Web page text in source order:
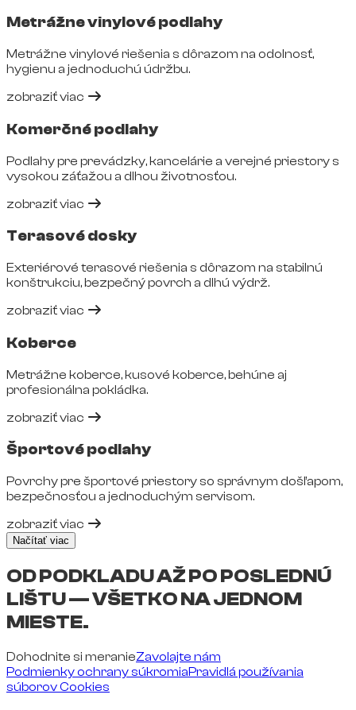
Metrážne vinylové podlahy
Metrážne vinylové riešenia s dôrazom na odolnosť,
hygienu a jednoduchú údržbu.
zobraziť viac
Komerčné podlahy
Podlahy pre prevádzky, kancelárie a verejné priestory s
vysokou záťažou a dlhou životnosťou.
zobraziť viac
Terasové dosky
Exteriérové terasové riešenia s dôrazom na stabilnú
konštrukciu, bezpečný povrch a dlhú výdrž.
zobraziť viac
Koberce
Metrážne koberce, kusové koberce, behúne aj
profesionálna pokládka.
zobraziť viac
Športové podlahy
Povrchy pre športové priestory so správnym došľapom,
bezpečnosťou a jednoduchým servisom.
zobraziť viac
Načítať viac
OD PODKLADU AŽ PO POSLEDNÚ
LIŠTU — VŠETKO NA JEDNOM
MIESTE.
Dohodnite si meranieZavolajte nám
Podmienky ochrany súkromiaPravidlá používania
súborov Cookies